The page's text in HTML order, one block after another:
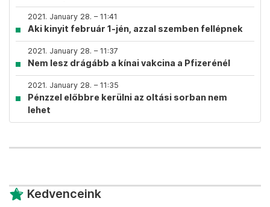
2021. January 28. – 11:41
Aki kinyit február 1-jén, azzal szemben fellépnek
2021. January 28. – 11:37
Nem lesz drágább a kínai vakcina a Pfizerénél
2021. January 28. – 11:35
Pénzzel előbbre kerülni az oltási sorban nem
lehet
Kedvenceink